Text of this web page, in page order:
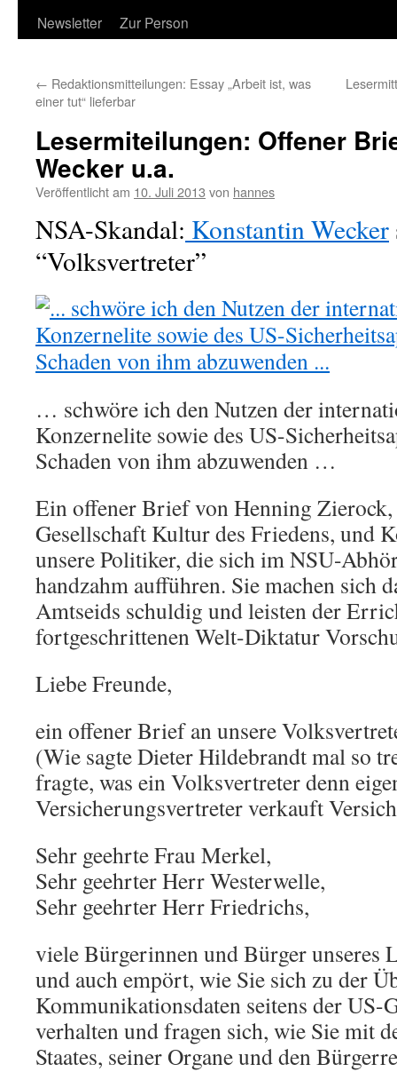
Newsletter
Zur Person
← Redaktionsmitteilungen: Essay „Arbeit ist, was
einer tut“ lieferbar
Lesermiteilungen: Offener
Wecker u.a.
Veröffentlicht am 10. Juli 2013 von hannes
NSA-Skandal: Konstantin Wecker
“Volksvertreter”
… schwöre ich den Nutzen der
Konzernelite sowie des US-
Schaden von ihm abzuwenden …
Ein offener Brief von Henning
Gesellschaft Kultur des Friedens, und
unsere Politiker, die sich im NSU-
handzahm aufführen. Sie machen sich
Amtseids schuldig und leisten der
fortgeschrittenen Welt-Diktatur
Liebe Freunde,
ein offener Brief an unsere
(Wie sagte Dieter Hildebrandt mal so
fragte, was ein Volksvertreter denn
Versicherungsvertreter verkauft
Sehr geehrte Frau Merkel,
Sehr geehrter Herr Westerwelle,
Sehr geehrter Herr Friedrichs,
viele Bürgerinnen und Bürger unseres
und auch empört, wie Sie sich zu der
Kommunikationsdaten seitens der US-
verhalten und fragen sich, wie Sie mit
Staates, seiner Organe und den